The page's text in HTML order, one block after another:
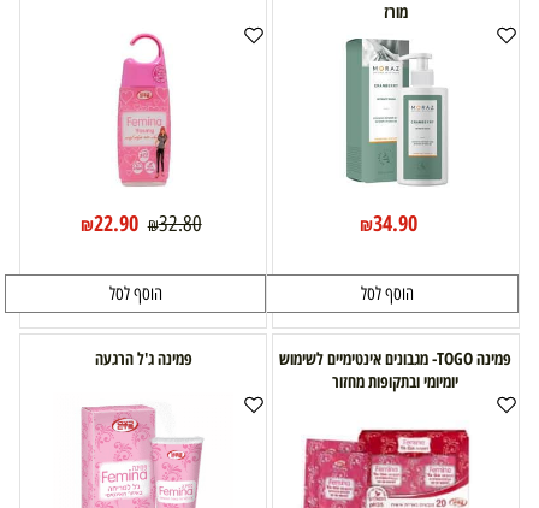
מורז
₪34.90
הוסף לסל
₪32.80
₪22.90
הוסף לסל
פמינה TOGO- מגבונים אינטימיים לשימוש
יומיומי ובתקופות מחזור
פמינה ג'ל הרגעה